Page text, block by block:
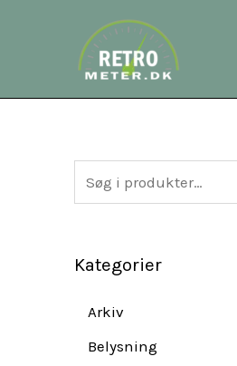
a
Kategorier
Arkiv
Belysning